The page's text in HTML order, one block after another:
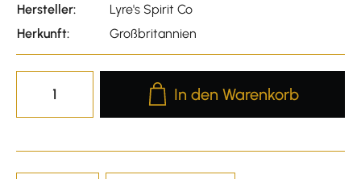
Hersteller:
Lyre's Spirit Co
Herkunft:
Großbritannien
Produkt Anzahl: Gib den
In den Warenkorb